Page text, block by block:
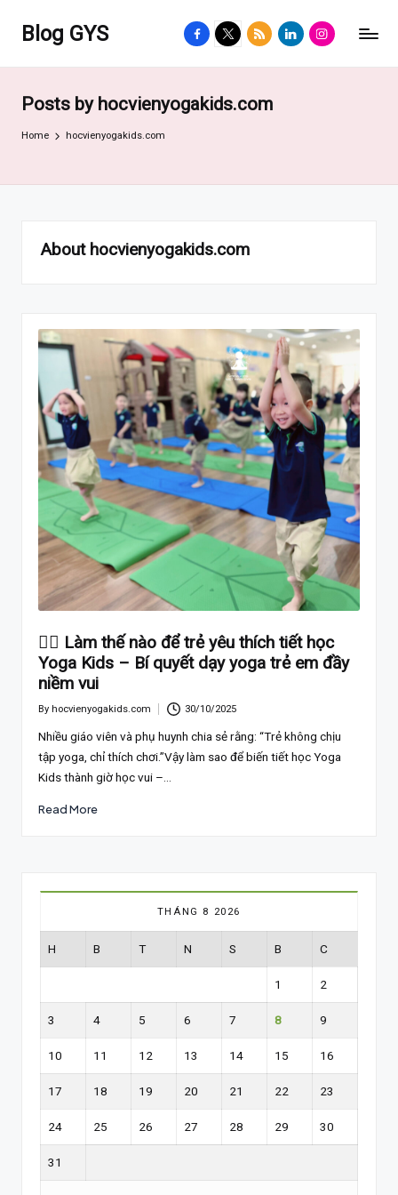
Blog GYS facebook.com
twitter.com
rss.comlinkedin.cominstagram.com
Posts by hocvienyogakids.com
Home hocvienyogakids.com
About hocvienyogakids.com
🧘‍♀️ Làm thế nào để trẻ yêu thích tiết học
Yoga Kids – Bí quyết dạy yoga trẻ em đầy
niềm vui
Posted
By hocvienyogakids.com 30/10/2025
Nhiều giáo viên và phụ huynh chia sẻ rằng: “Trẻ không chịu
tập yoga, chỉ thích chơi.”Vậy làm sao để biến tiết học Yoga
Kids thành giờ học vui –…
Read More
THÁNG 8 2026
H B T N S B C
1 2
3 4 5 6 7 8 9
10 11 12 13 14 15 16
17 18 19 20 21 22 23
24 25 26 27 28 29 30
31